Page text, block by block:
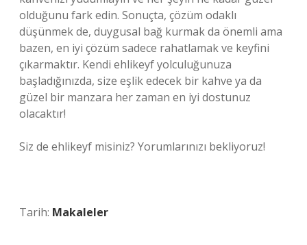
olduğunu fark edin. Sonuçta, çözüm odaklı
düşünmek de, duygusal bağ kurmak da önemli ama
bazen, en iyi çözüm sadece rahatlamak ve keyfini
çıkarmaktır. Kendi ehlikeyf yolculuğunuza
başladığınızda, size eşlik edecek bir kahve ya da
güzel bir manzara her zaman en iyi dostunuz
olacaktır!
Siz de ehlikeyf misiniz? Yorumlarınızı bekliyoruz!
Tarih: Makaleler